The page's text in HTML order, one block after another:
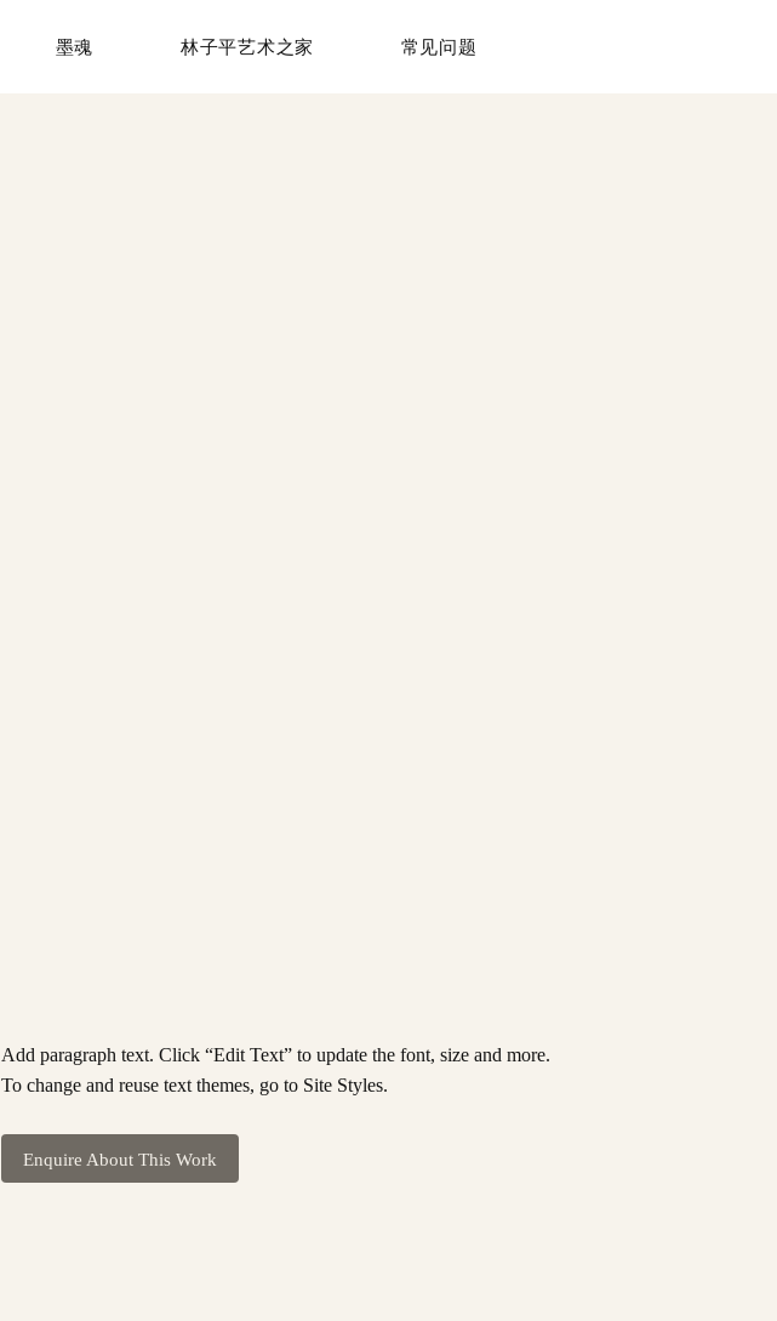
墨魂 林子平艺术之家 常见问题
Add paragraph text. Click “Edit Text” to update the font, size and more.
To change and reuse text themes, go to Site Styles.
Enquire About This Work